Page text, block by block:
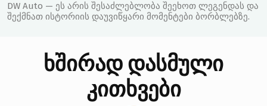
DW Auto — ეს არის შესაძლებლობა შეეხოთ ლეგენდას და
შექმნათ ისტორიის დაუვიწყარი მომენტები ბორბლებზე.
ხშირად დასმული
კითხვები